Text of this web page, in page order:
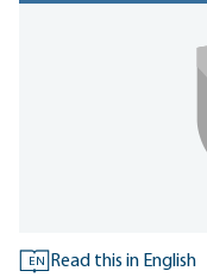
EN Read this in English